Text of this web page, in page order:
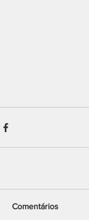
Comentários